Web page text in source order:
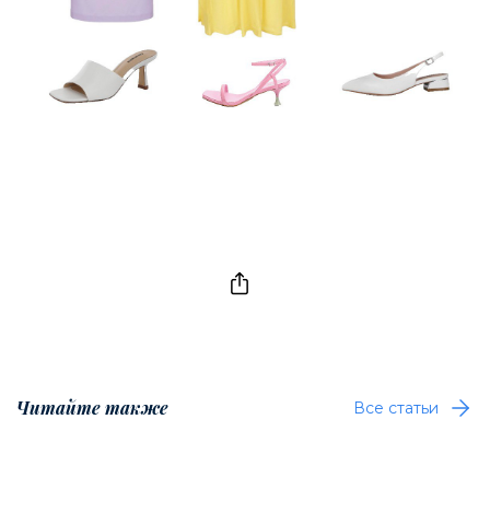
Читайте также Все статьи